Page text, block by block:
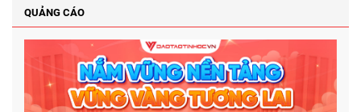
QUẢNG CÁO